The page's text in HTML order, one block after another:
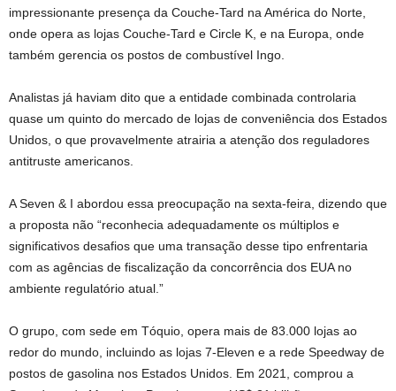
impressionante presença da Couche-Tard na América do Norte,
onde opera as lojas Couche-Tard e Circle K, e na Europa, onde
também gerencia os postos de combustível Ingo.
Analistas já haviam dito que a entidade combinada controlaria
quase um quinto do mercado de lojas de conveniência dos Estados
Unidos, o que provavelmente atrairia a atenção dos reguladores
antitruste americanos.
A Seven & I abordou essa preocupação na sexta-feira, dizendo que
a proposta não “reconhecia adequadamente os múltiplos e
significativos desafios que uma transação desse tipo enfrentaria
com as agências de fiscalização da concorrência dos EUA no
ambiente regulatório atual.”
O grupo, com sede em Tóquio, opera mais de 83.000 lojas ao
redor do mundo, incluindo as lojas 7-Eleven e a rede Speedway de
postos de gasolina nos Estados Unidos. Em 2021, comprou a